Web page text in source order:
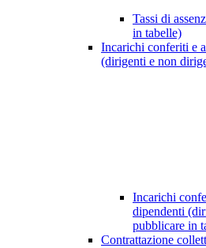
Tassi di
in tabelle)
Incarichi conferiti e
(dirigenti e non
Incarichi
dipendenti
pubblicare in
Contrattazione